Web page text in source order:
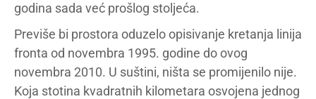
godina sada već prošlog stoljeća.
Previše bi prostora oduzelo opisivanje kretanja linija
fronta od novembra 1995. godine do ovog
novembra 2010. U suštini, ništa se promijenilo nije.
Koja stotina kvadratnih kilometara osvojena jednog